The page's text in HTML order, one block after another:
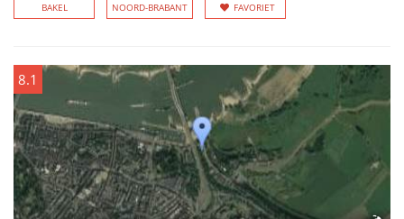
BAKEL NOORD-BRABANT FAVORIET
8.1